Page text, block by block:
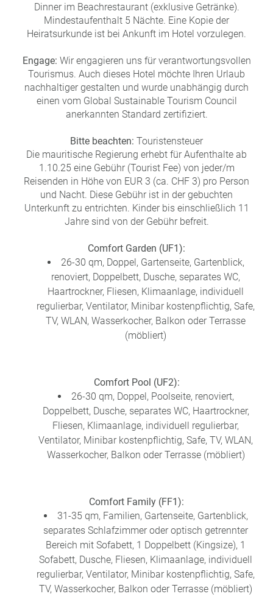
Dinner im Beachrestaurant (exklusive Getränke).
Mindestaufenthalt 5 Nächte. Eine Kopie der
Heiratsurkunde ist bei Ankunft im Hotel vorzulegen.
Engage: Wir engagieren uns für verantwortungsvollen
Tourismus. Auch dieses Hotel möchte Ihren Urlaub
nachhaltiger gestalten und wurde unabhängig durch
einen vom Global Sustainable Tourism Council
anerkannten Standard zertifiziert.
Bitte beachten: Touristensteuer
Die mauritische Regierung erhebt für Aufenthalte ab
1.10.25 eine Gebühr (Tourist Fee) von jeder/m
Reisenden in Höhe von EUR 3 (ca. CHF 3) pro Person
und Nacht. Diese Gebühr ist in der gebuchten
Unterkunft zu entrichten. Kinder bis einschließlich 11
Jahre sind von der Gebühr befreit.
Comfort Garden (UF1):
26-30 qm, Doppel, Gartenseite, Gartenblick,
renoviert, Doppelbett, Dusche, separates WC,
Haartrockner, Fliesen, Klimaanlage, individuell
regulierbar, Ventilator, Minibar kostenpflichtig, Safe,
TV, WLAN, Wasserkocher, Balkon oder Terrasse
(möbliert)
Comfort Pool (UF2):
26-30 qm, Doppel, Poolseite, renoviert,
Doppelbett, Dusche, separates WC, Haartrockner,
Fliesen, Klimaanlage, individuell regulierbar,
Ventilator, Minibar kostenpflichtig, Safe, TV, WLAN,
Wasserkocher, Balkon oder Terrasse (möbliert)
Comfort Family (FF1):
31-35 qm, Familien, Gartenseite, Gartenblick,
separates Schlafzimmer oder optisch getrennter
Bereich mit Sofabett, 1 Doppelbett (Kingsize), 1
Sofabett, Dusche, Fliesen, Klimaanlage, individuell
regulierbar, Ventilator, Minibar kostenpflichtig, Safe,
TV, Wasserkocher, Balkon oder Terrasse (möbliert)